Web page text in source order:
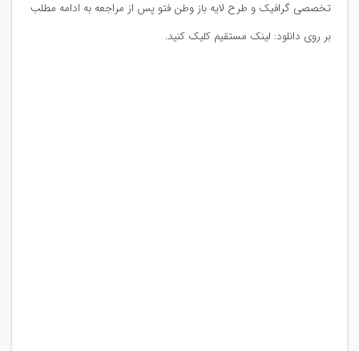
تخصصی گرافیک و طرح لایه باز وطن فتو پس از مراجعه به ادامه مطلب
بر روی دانلود: لینک مستقیم کلیک کنید.